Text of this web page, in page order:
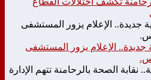
الإعلام يزور المستشفى